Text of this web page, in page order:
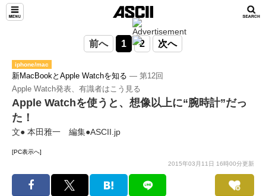
前へ 1 2 次へ
iphone/mac
新MacBookとApple Watchを知る ― 第12回
Apple Watch発表、有識者はこう見る
Apple Watchを使うと、想像以上に“腕時計”だっ
た！
文● 本田雅一 編集●ASCII.jp
[PC表示へ]
2015年03月11日 16時00分更新